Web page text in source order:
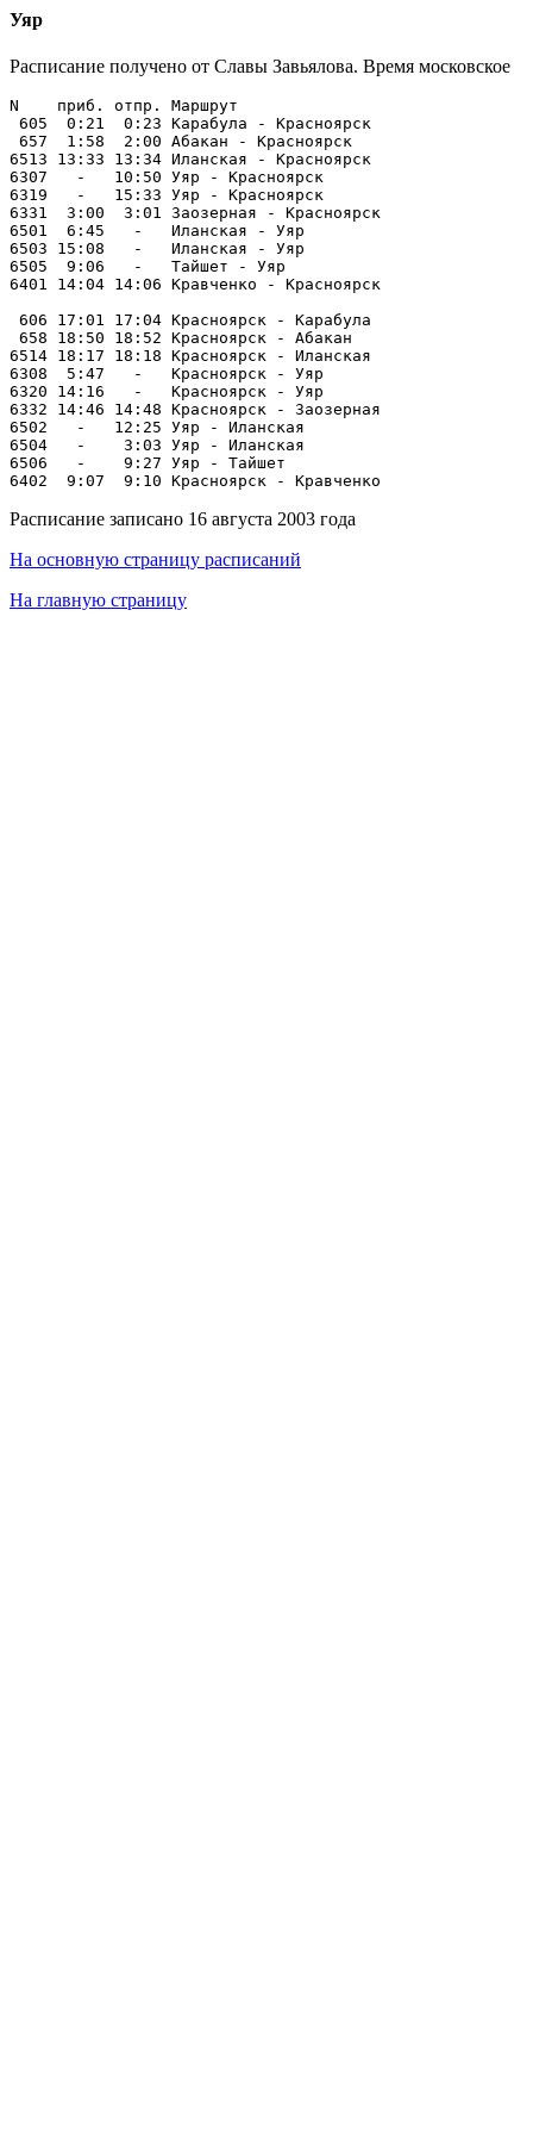
Уяр
Расписание получено от Славы Завьялова. Время московское
N    приб. отпр. Маршрут
605  0:21  0:23 Карабула - Красноярск
657  1:58  2:00 Абакан - Красноярск
6513 13:33 13:34 Иланская - Красноярск
6307   -   10:50 Уяр - Красноярск
6319   -   15:33 Уяр - Красноярск
6331  3:00  3:01 Заозерная - Красноярск
6501  6:45   -   Иланская - Уяр
6503 15:08   -   Иланская - Уяр
6505  9:06   -   Тайшет - Уяр
6401 14:04 14:06 Кравченко - Красноярск
606 17:01 17:04 Красноярск - Карабула
658 18:50 18:52 Красноярск - Абакан
6514 18:17 18:18 Красноярск - Иланская
6308  5:47   -   Красноярск - Уяр
6320 14:16   -   Красноярск - Уяр
6332 14:46 14:48 Красноярск - Заозерная
6502   -   12:25 Уяр - Иланская
6504   -    3:03 Уяр - Иланская
6506   -    9:27 Уяр - Тайшет
Расписание записано 16 августа 2003 года
На основную страницу расписаний
На главную страницу